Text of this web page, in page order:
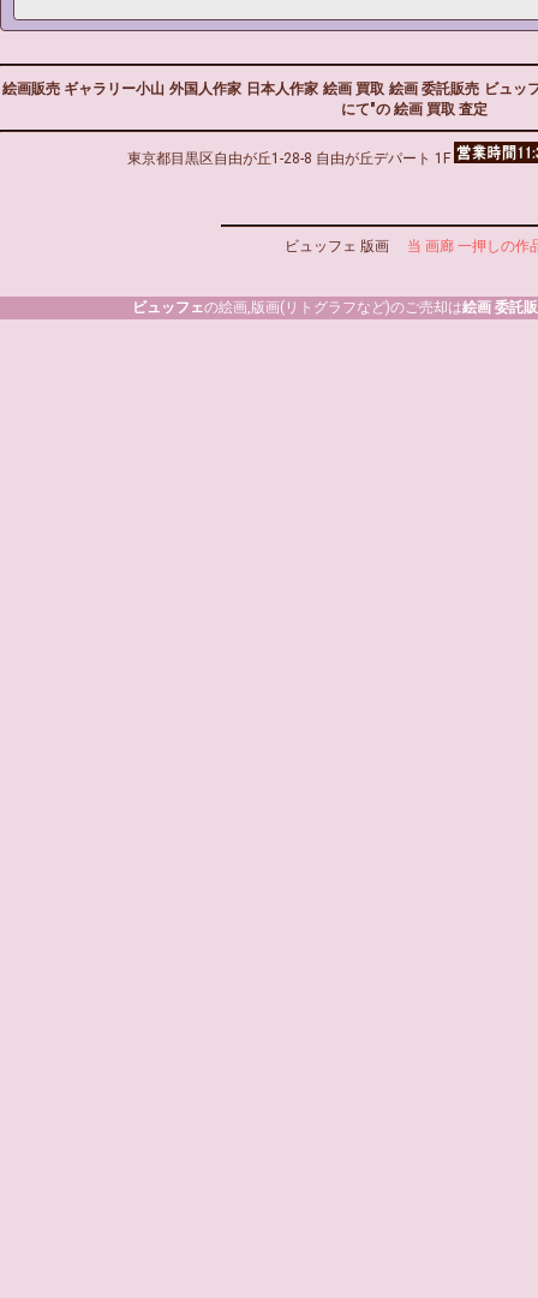
絵画販売 ギャラリー小山 外国人作家 日本人作家 絵画 買取 絵画 委託販売 ビュッ
にて"の 絵画 買取 査定
東京都目黒区自由が丘1-28-8 自由が丘デパート 1F
ビュッフェ 版画 当 画廊 一押しの作
ビュッフェの絵画,版画(リトグラフなど)のご売却は絵画 委託